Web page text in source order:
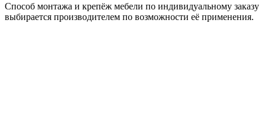
Способ монтажа и крепёж мебели по индивидуальному заказу
выбирается производителем по возможности её применения.